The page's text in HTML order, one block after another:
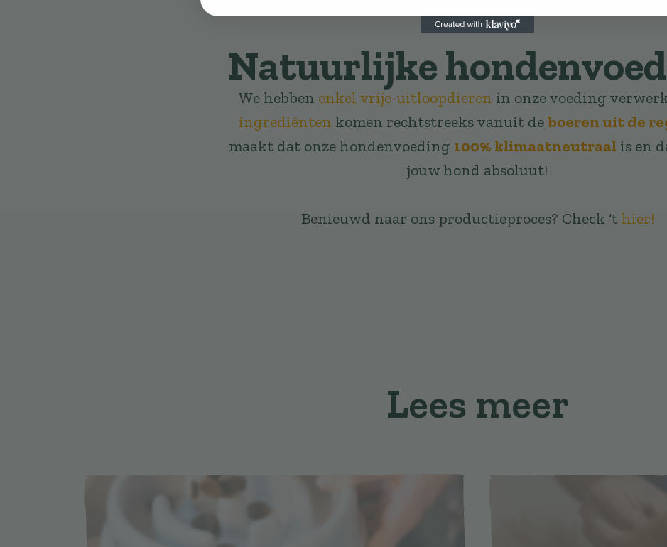
Natuurlijke
We hebben enkel vrije-uitloopdieren in onze voeding
ingrediënten komen rechtstreeks vanuit deboeren uit de
maakt dat onze hondenvoeding 100% klimaatneutraal is en
jouw hond absoluut!
Benieuwd naar ons productieproces? Check ‘t hier!
Lees meer